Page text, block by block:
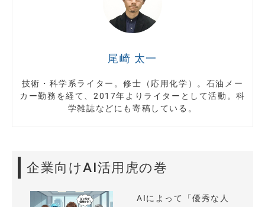
尾崎 太一
技術・科学系ライター。修士（応用化学）。石油メー
カー勤務を経て、2017年よりライターとして活動。科
学雑誌などにも寄稿している。
企業向けAI活用虎の巻
AIによって「優秀な人